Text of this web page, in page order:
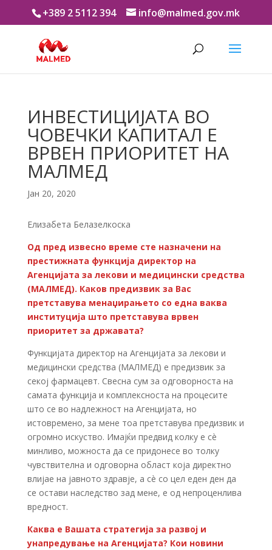
+389 2 5112 394 info@malmed.gov.mk
ИНВЕСТИЦИЈАТА ВО
ЧОВЕЧКИ КАПИТАЛ Е
ВРВЕН ПРИОРИТЕТ НА
МАЛМЕД
Јан 20, 2020
Елизабета Белазелкоска
Од пред извесно време сте назначени на
престижната функција директор на
Агенцијата за лекови и медицински средства
(МАЛМЕД). Каков предизвик за Вас
претставува менаџирањето со една ваква
институција што претставува врвен
приоритет за државата?
Функцијата директор на Агенцијата за лекови и
медицински средства (МАЛМЕД) е предизвик за
секој фармацевт. Свесна сум за одговорноста на
самата функција и комплексноста на процесите
што се во надлежност на Агенцијата, но
истовремено, за мене тоа претставува предизвик и
огромно искуство. Имајќи предвид колку е сè
минливо, можноста да се придонесе во толку
чувствителна и одговорна област која директно
влијае на јавното здравје, а сè со цел еден ден да
се остави наследство зад мене, е од непроценлива
вредност.
Каква е Вашата стратегија за развој и
унапредување на Агенцијата? Кои новини